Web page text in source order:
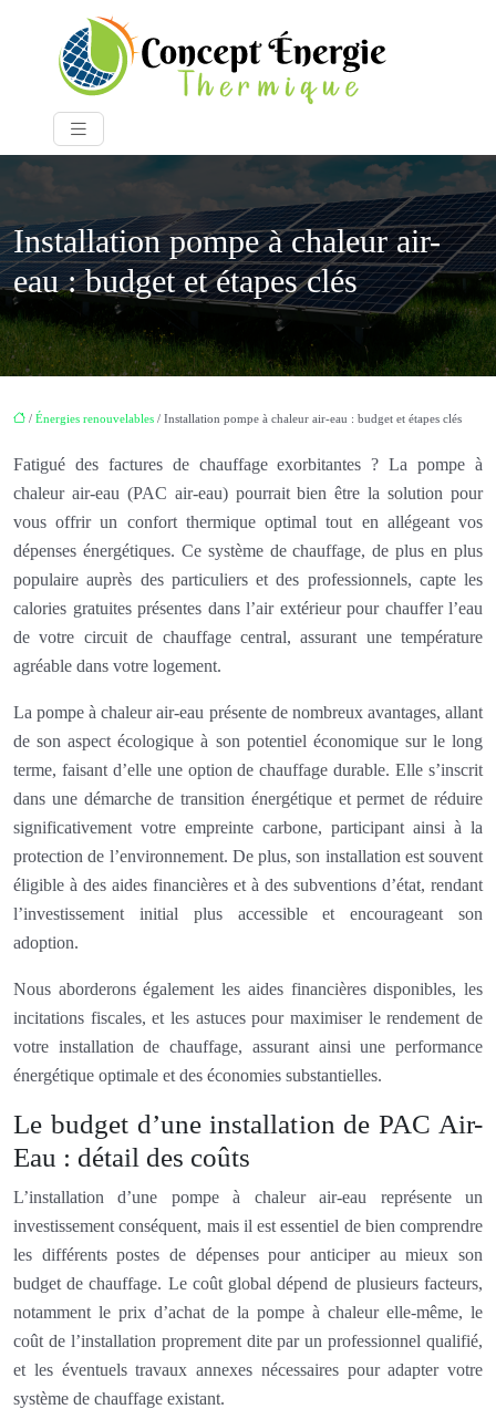
Installation pompe à chaleur air-
eau : budget et étapes clés
/ Énergies renouvelables / Installation pompe à chaleur air-eau : budget et étapes clés
Fatigué des factures de chauffage exorbitantes ? La pompe à
chaleur air-eau (PAC air-eau) pourrait bien être la solution pour
vous offrir un confort thermique optimal tout en allégeant vos
dépenses énergétiques. Ce système de chauffage, de plus en plus
populaire auprès des particuliers et des professionnels, capte les
calories gratuites présentes dans l’air extérieur pour chauffer l’eau
de votre circuit de chauffage central, assurant une température
agréable dans votre logement.
La pompe à chaleur air-eau présente de nombreux avantages, allant
de son aspect écologique à son potentiel économique sur le long
terme, faisant d’elle une option de chauffage durable. Elle s’inscrit
dans une démarche de transition énergétique et permet de réduire
significativement votre empreinte carbone, participant ainsi à la
protection de l’environnement. De plus, son installation est souvent
éligible à des aides financières et à des subventions d’état, rendant
l’investissement initial plus accessible et encourageant son
adoption.
Nous aborderons également les aides financières disponibles, les
incitations fiscales, et les astuces pour maximiser le rendement de
votre installation de chauffage, assurant ainsi une performance
énergétique optimale et des économies substantielles.
Le budget d’une installation de PAC Air-
Eau : détail des coûts
L’installation d’une pompe à chaleur air-eau représente un
investissement conséquent, mais il est essentiel de bien comprendre
les différents postes de dépenses pour anticiper au mieux son
budget de chauffage. Le coût global dépend de plusieurs facteurs,
notamment le prix d’achat de la pompe à chaleur elle-même, le
coût de l’installation proprement dite par un professionnel qualifié,
et les éventuels travaux annexes nécessaires pour adapter votre
système de chauffage existant.